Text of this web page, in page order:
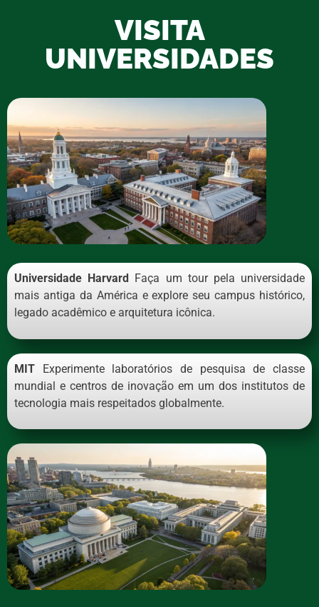
VISITA
UNIVERSIDADES
Universidade Harvard
Faça um tour pela universidade
mais antiga da América e explore seu campus histórico,
legado acadêmico e arquitetura icônica.
MIT Experimente laboratórios de pesquisa de classe
mundial e centros de inovação em um dos institutos de
tecnologia mais respeitados globalmente.